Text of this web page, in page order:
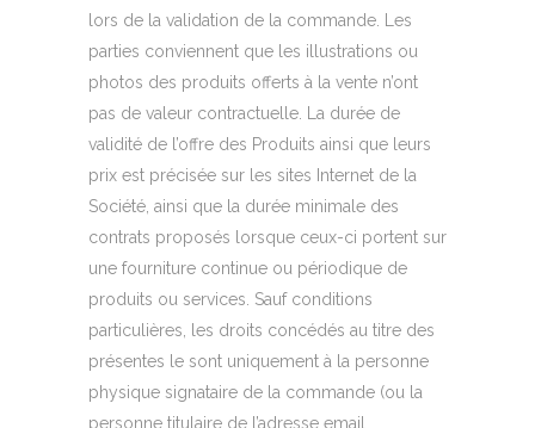
lors de la validation de la commande. Les
parties conviennent que les illustrations ou
photos des produits offerts à la vente n’ont
pas de valeur contractuelle. La durée de
validité de l’offre des Produits ainsi que leurs
prix est précisée sur les sites Internet de la
Société, ainsi que la durée minimale des
contrats proposés lorsque ceux-ci portent sur
une fourniture continue ou périodique de
produits ou services. Sauf conditions
particulières, les droits concédés au titre des
présentes le sont uniquement à la personne
physique signataire de la commande (ou la
personne titulaire de l’adresse email